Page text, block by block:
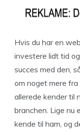
Hvis du har en
investere lidt tid
succes med den,
om noget mere
allerede kender til
branchen. Lige nu
kende til ham, og